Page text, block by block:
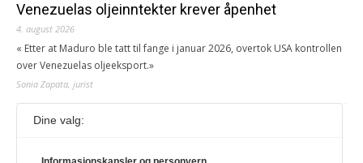
Venezuelas oljeinntekter krever åpenhet
4. august 2026
« Etter at Maduro ble tatt til fange i januar 2026, overtok USA kontrollen
over Venezuelas oljeeksport.»
Sonia Zapata, jurist
117,8 millioner er på flukt, en nedgang fra forrige
Dine valg: